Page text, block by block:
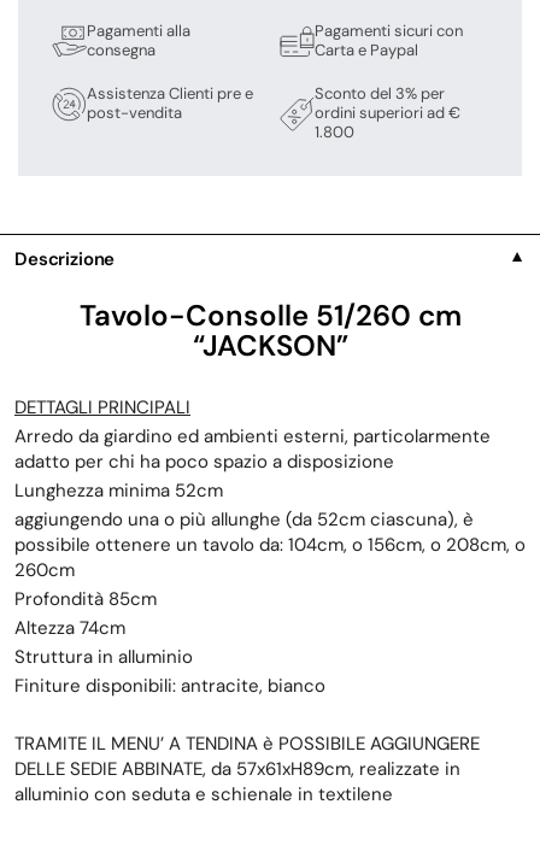
Pagamenti alla
consegna
Assistenza Clienti pre e
post-vendita
Pagamenti sicuri con
Carta e Paypal
Sconto del 3% per
ordini superiori ad €
1.800
Descrizione ▼
Tavolo-Consolle 51/260 cm
“JACKSON”
DETTAGLI PRINCIPALI
Arredo da giardino ed ambienti esterni, particolarmente
adatto per chi ha poco spazio a disposizione
Lunghezza minima 52cm
aggiungendo una o più allunghe (da 52cm ciascuna), è
possibile ottenere un tavolo da: 104cm, o 156cm, o 208cm, o
260cm
Profondità 85cm
Altezza 74cm
Struttura in alluminio
Finiture disponibili: antracite, bianco
TRAMITE IL MENU’ A TENDINA è POSSIBILE AGGIUNGERE
DELLE SEDIE ABBINATE, da 57x61xH89cm, realizzate in
alluminio con seduta e schienale in textilene